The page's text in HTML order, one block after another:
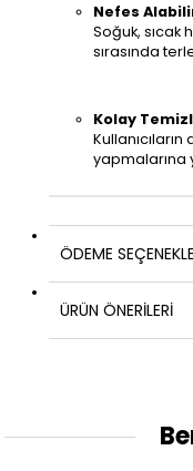
Nefes
Soğuk, sıcak
sırasında
Kolay
yapmalarına
ÖDEME
ÜRÜN ÖNERILERI